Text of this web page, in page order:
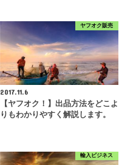
ヤフオク販売
2017.11.6
【ヤフオク！】出品方法をどこよ
りもわかりやすく解説します。
輸入ビジネス